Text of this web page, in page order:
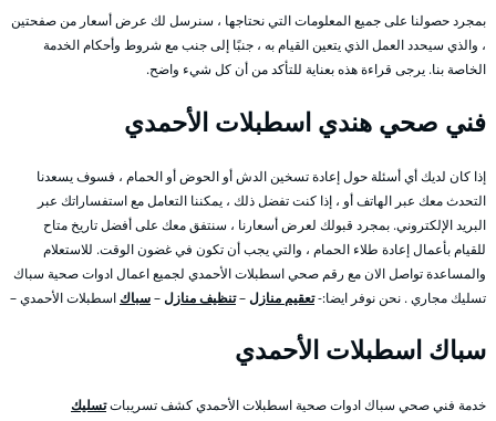
بمجرد حصولنا على جميع المعلومات التي نحتاجها ، سنرسل لك عرض أسعار من صفحتين
، والذي سيحدد العمل الذي يتعين القيام به ، جنبًا إلى جنب مع شروط وأحكام الخدمة
الخاصة بنا. يرجى قراءة هذه بعناية للتأكد من أن كل شيء واضح.
فني صحي هندي اسطبلات الأحمدي
إذا كان لديك أي أسئلة حول إعادة تسخين الدش أو الحوض أو الحمام ، فسوف يسعدنا
التحدث معك عبر الهاتف أو ، إذا كنت تفضل ذلك ، يمكننا التعامل مع استفساراتك عبر
البريد الإلكتروني. بمجرد قبولك لعرض أسعارنا ، سنتفق معك على أفضل تاريخ متاح
للقيام بأعمال إعادة طلاء الحمام ، والتي يجب أن تكون في غضون الوقت. للاستعلام
والمساعدة تواصل الان مع رقم صحي اسطبلات الأحمدي لجميع اعمال ادوات صحية سباك
تسليك مجاري . نحن نوفر ايضا:-تعقيم منازل–تنظيف منازل–سباك اسطبلات الأحمدي –
سباك اسطبلات الأحمدي
خدمة فني صحي سباك ادوات صحية اسطبلات الأحمدي كشف تسريباتتسليك